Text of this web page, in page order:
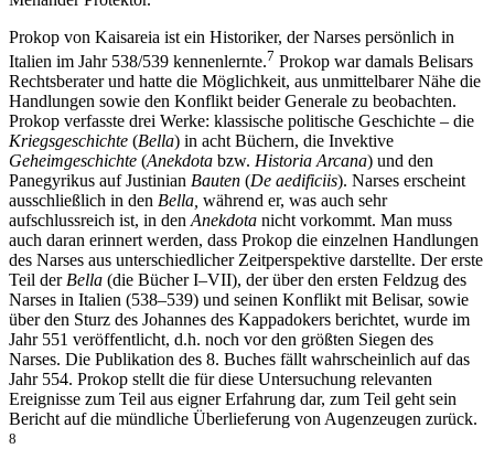
Prokop von Kaisareia ist ein Historiker, der Narses persönlich in
Italien im Jahr 538/539 kennenlernte.7 Prokop war damals Belisars
Rechtsberater und hatte die Möglichkeit, aus unmittelbarer Nähe die
Handlungen sowie den Konflikt beider Generale zu beobachten.
Prokop verfasste drei Werke: klassische politische Geschichte – die
Kriegsgeschichte (Bella) in acht Büchern, die Invektive
Geheimgeschichte (Anekdota bzw. Historia Arcana) und den
Panegyrikus auf Justinian Bauten (De aedificiis). Narses erscheint
ausschließlich in den Bella, während er, was auch sehr
aufschlussreich ist, in den Anekdota nicht vorkommt. Man muss
auch daran erinnert werden, dass Prokop die einzelnen Handlungen
des Narses aus unterschiedlicher Zeitperspektive darstellte. Der erste
Teil der Bella (die Bücher I–VII), der über den ersten Feldzug des
Narses in Italien (538–539) und seinen Konflikt mit Belisar, sowie
über den Sturz des Johannes des Kappadokers berichtet, wurde im
Jahr 551 veröffentlicht, d.h. noch vor den größten Siegen des
Narses. Die Publikation des 8. Buches fällt wahrscheinlich auf das
Jahr 554. Prokop stellt die für diese Untersuchung relevanten
Ereignisse zum Teil aus eigner Erfahrung dar, zum Teil geht sein
Bericht auf die mündliche Überlieferung von Augenzeugen zurück.
8